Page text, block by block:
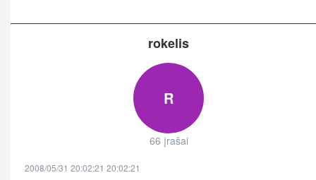
rokelis
R
66 įrašai
2008/05/31 20:02:21 20:02:21